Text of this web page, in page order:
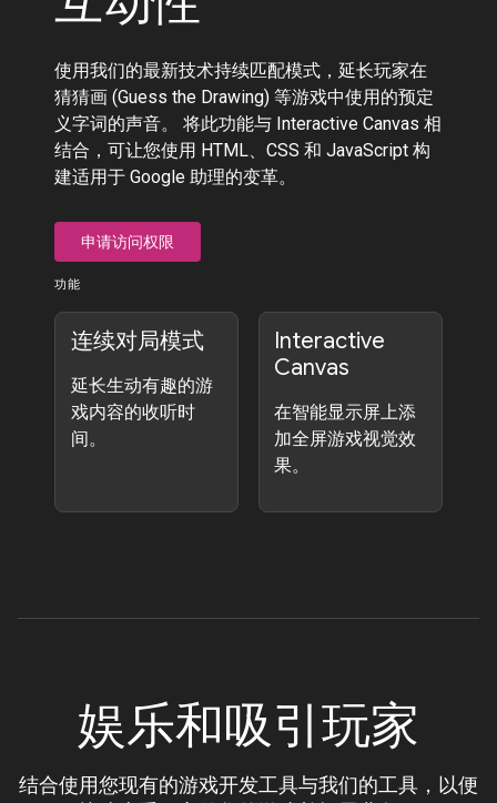
使用我们的最新技术持续匹配模式，延长玩家在
猜猜画 (Guess the Drawing) 等游戏中使用的预定
义字词的声音。 将此功能与 Interactive Canvas 相
结合，可让您使用 HTML、CSS 和 JavaScript 构
建适用于 Google 助理的变革。
申请访问权限
功能
连续对局模式
延长生动有趣的游
戏内容的收听时
间。
Interactive
Canvas
在智能显示屏上添
加全屏游戏视觉效
果。
娱乐和吸引玩家
结合使用您现有的游戏开发工具与我们的工具，以便